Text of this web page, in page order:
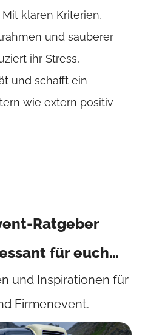
klaren Kriterien,
und sauberer
ihr Stress,
und schafft ein
wie extern positiv
Ratgeber
für euch…
und Inspirationen für
Firmenevent.